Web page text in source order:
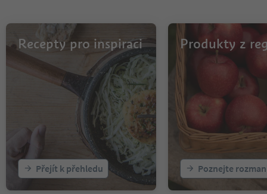
Recepty pro inspiraci
Přejít k přehledu
Produkty z
Poznejte